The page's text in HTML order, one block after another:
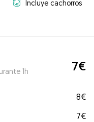
Incluye cachorros
1h 7€
8€
7€